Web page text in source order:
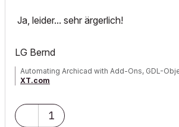
Ja, leider... sehr ärgerlich!
LG Bernd
Automating Archicad with Add-Ons, GDL-
XT.com
1